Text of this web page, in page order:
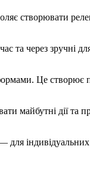
створювати
та через зручні
Це створює
майбутні дії та